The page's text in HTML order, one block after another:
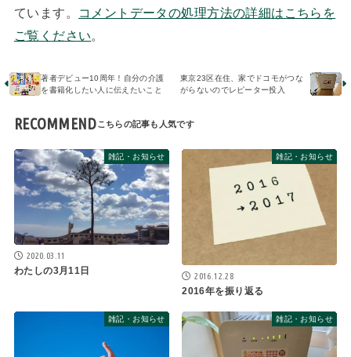
ています。
コメントデータの処理方法の詳細はこちらを
ご覧ください。
著者デビュー10周年！自分の介護
を書籍化したい人に伝えたいこと
東京23区在住、家でドコモがつな
がらないのでレピーター投入
RECOMMEND
雑記・お知らせ
2020.03.11
わたしの3月11日
雑記・お知らせ
2016.12.28
2016年を振り返る
雑記・お知らせ 雑記・お知らせ